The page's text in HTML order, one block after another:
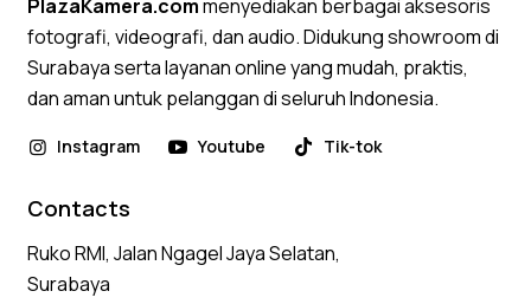
PlazaKamera.commenyediakan berbagai aksesoris
fotografi, videografi, dan audio. Didukung showroom di
Surabaya serta layanan online yang mudah, praktis,
dan aman untuk pelanggan di seluruh Indonesia.
Instagram Youtube Tik-tok
Contacts
Ruko RMI, Jalan Ngagel Jaya Selatan,
Surabaya